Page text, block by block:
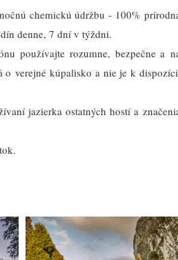
chemickú údržbu - 100%
denne, 7 dní v týždni.
používajte rozumne, bezpečne a
o verejné kúpalisko a nie je k
jazierka ostatných hostí a